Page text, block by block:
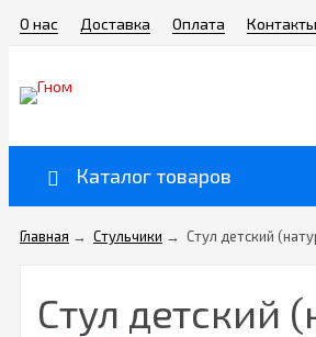
О нас Доставка Оплата Контакты
Каталог товаров
Главная → Стульчики → Стул детский
Стул детский